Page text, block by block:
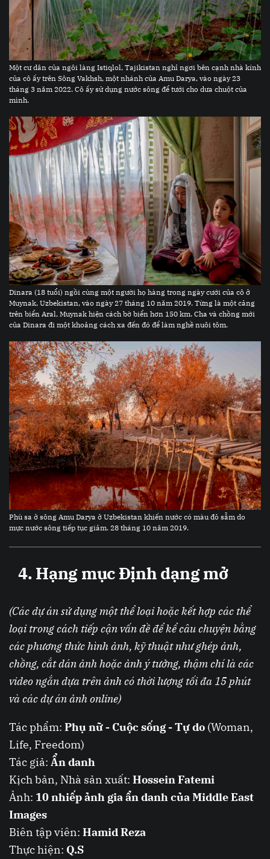
Một cư dân của ngôi làng Istiqlol, Tajikistan nghỉ ngơi bên cạnh nhà kính
của cô ấy trên Sông Vakhsh, một nhánh của Amu Darya, vào ngày 23
tháng 3 năm 2022. Cô ấy sử dụng nước sông để tưới cho dưa chuột của
mình.
Dinara (18 tuổi) ngồi cùng một người họ hàng trong ngày cưới của cô ở
Muynak, Uzbekistan, vào ngày 27 tháng 10 năm 2019. Từng là một cảng
trên biển Aral, Muynak hiện cách bờ biển hơn 150 km. Cha và chồng mới
của Dinara đi một khoảng cách xa đến đó để làm nghề nuôi tôm.
Phù sa ở sông Amu Darya ở Uzbekistan khiến nước có màu đỏ sẫm do
mực nước sông tiếp tục giảm. 28 tháng 10 năm 2019.
4. Hạng mục Định dạng mở
(Các dự án sử dụng một thể loại hoặc kết hợp các thể
loại trong cách tiếp cận vấn đề để kể câu chuyện bằng
các phương thức hình ảnh, kỹ thuật như ghép ảnh,
chồng, cắt dán ảnh hoặc ảnh ý tưởng, thậm chí là các
video ngắn dựa trên ảnh có thời lượng tối đa 15 phút
và các dự án ảnh online)
Tác phẩm: Phụ nữ - Cuộc sống - Tự do (Woman,
Life, Freedom)
Tác giả: Ẩn danh
Kịch bản, Nhà sản xuất: Hossein Fatemi
Ảnh: 10 nhiếp ảnh gia ẩn danh của Middle East
Images
Biên tập viên: Hamid Reza
Thực hiện: Q.S